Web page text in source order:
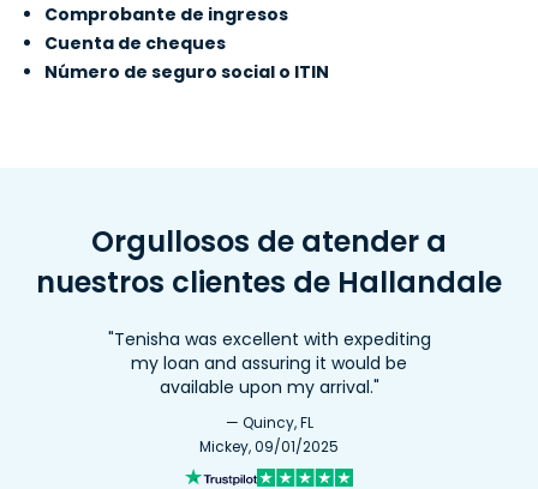
10. Advance America #506
730 W 49th Street
Hialeah, FL 33012
11. Advance America #5648
Lauderdale Lakes, FL 33313
Obtén direciones
Abre mañana a las 10:00 am
Comprobante de ingresos
Cuenta de cheques
Número de seguro social o ITIN
Orgullosos de atender a
nuestros clientes de Hallandale
"Tenisha was excellent with expediting
my loan and assuring it would be
available upon my arrival."
— Quincy, FL
Mickey, 09/01/2025